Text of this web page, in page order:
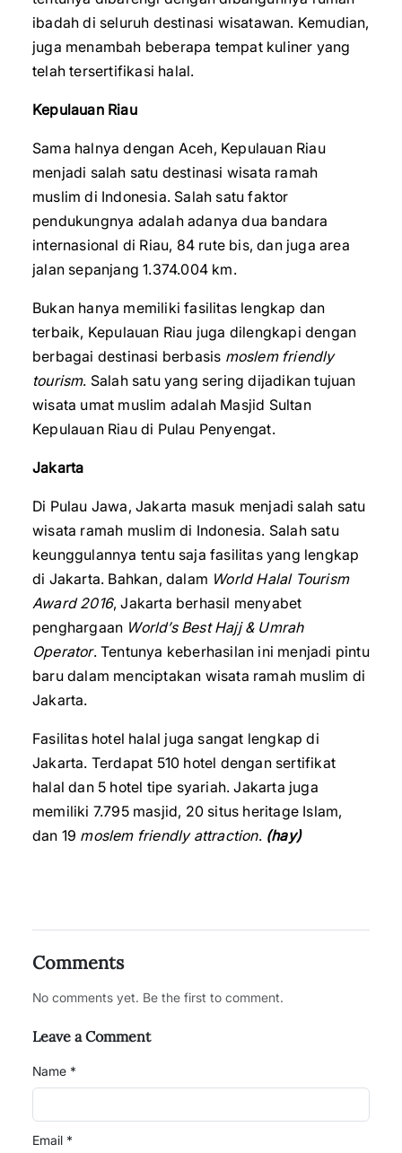
ibadah di seluruh destinasi wisatawan. Kemudian,
juga menambah beberapa tempat kuliner yang
telah tersertifikasi halal.
Kepulauan Riau
Sama halnya dengan Aceh, Kepulauan Riau
menjadi salah satu destinasi wisata ramah
muslim di Indonesia. Salah satu faktor
pendukungnya adalah adanya dua bandara
internasional di Riau, 84 rute bis, dan juga area
jalan sepanjang 1.374.004 km.
Bukan hanya memiliki fasilitas lengkap dan
terbaik, Kepulauan Riau juga dilengkapi dengan
berbagai destinasi berbasis moslem friendly
tourism. Salah satu yang sering dijadikan tujuan
wisata umat muslim adalah Masjid Sultan
Kepulauan Riau di Pulau Penyengat.
Jakarta
Di Pulau Jawa, Jakarta masuk menjadi salah satu
wisata ramah muslim di Indonesia. Salah satu
keunggulannya tentu saja fasilitas yang lengkap
di Jakarta. Bahkan, dalam World Halal Tourism
Award 2016, Jakarta berhasil menyabet
penghargaan World’s Best Hajj & Umrah
Operator. Tentunya keberhasilan ini menjadi pintu
baru dalam menciptakan wisata ramah muslim di
Jakarta.
Fasilitas hotel halal juga sangat lengkap di
Jakarta. Terdapat 510 hotel dengan sertifikat
halal dan 5 hotel tipe syariah. Jakarta juga
memiliki 7.795 masjid, 20 situs heritage Islam,
dan 19 moslem friendly attraction. (hay)
Comments
No comments yet. Be the first to comment.
Leave a Comment
Name *
Email *